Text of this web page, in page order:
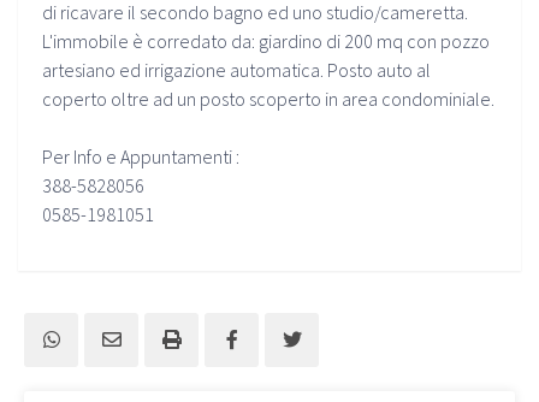
di ricavare il secondo bagno ed uno studio/cameretta.
L'immobile è corredato da: giardino di 200 mq con pozzo
artesiano ed irrigazione automatica. Posto auto al
coperto oltre ad un posto scoperto in area condominiale.
Per Info e Appuntamenti :
388-5828056
0585-1981051